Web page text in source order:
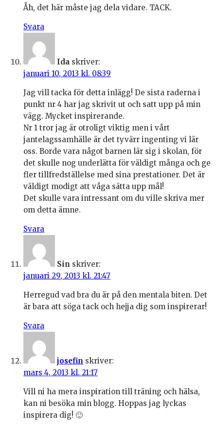
Åh, det här måste jag dela vidare. TACK.
Svara
Ida skriver:
januari 10, 2013 kl. 08:39
Jag vill tacka för detta inlägg! De sista raderna i
punkt nr 4 har jag skrivit ut och satt upp på min
vägg. Mycket inspirerande.
Nr 1 tror jag är otroligt viktig men i vårt
jantelagssamhälle är det tyvärr ingenting vi lär
oss. Borde vara något barnen lär sig i skolan, för
det skulle nog underlätta för väldigt många och ge
fler tillfredställelse med sina prestationer. Det är
väldigt modigt att våga sätta upp mål!
Det skulle vara intressant om du ville skriva mer
om detta ämne.
Svara
Sin skriver:
januari 29, 2013 kl. 21:47
Herregud vad bra du är på den mentala biten. Det
är bara att söga tack och hejja dig som inspirerar!
Svara
josefin skriver:
mars 4, 2013 kl. 21:17
Vill ni ha mera inspiration till träning och hälsa,
kan ni besöka min blogg. Hoppas jag lyckas
inspirera dig! 🙂